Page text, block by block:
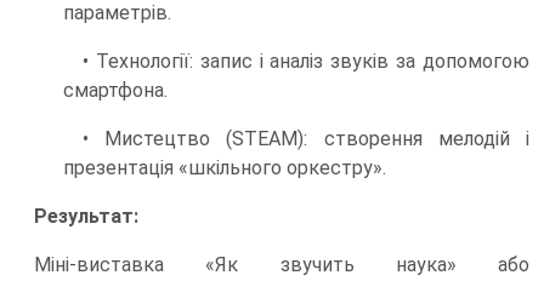
параметрів.
• Технології: запис і аналіз звуків за допомогою
смартфона.
• Мистецтво (STEAM): створення мелодій і
презентація «шкільного оркестру».
Результат:
Міні-виставка «Як звучить наука» або